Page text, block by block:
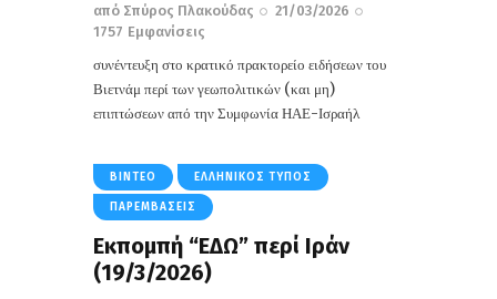
από Σπύρος Πλακούδας
21/03/2026
1757 Εμφανίσεις
συνέντευξη στο κρατικό πρακτορείο ειδήσεων του
Βιετνάμ περί των γεωπολιτικών (και μη)
επιπτώσεων από την Συμφωνία ΗΑΕ-Ισραήλ
ΒΊΝΤΕΟ ΕΛΛΗΝΙΚΌΣ ΤΎΠΟΣ
ΠΑΡΕΜΒΆΣΕΙΣ
Εκπομπή “EΔΩ” περί Ιράν
(19/3/2026)